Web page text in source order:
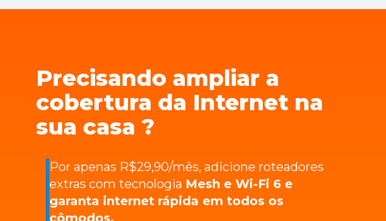
Precisando ampliar a
cobertura da Internet na
sua casa ?
Por apenas R$29,90/mês, adicione roteadores
extras com tecnologia Mesh e Wi-Fi 6 e
garanta internet rápida em todos os
cômodos.